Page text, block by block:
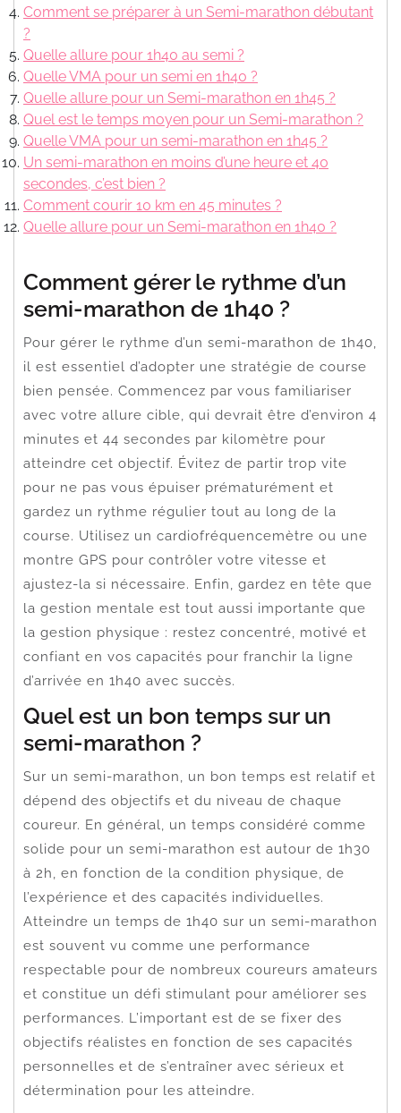
Comment se préparer à un Semi-marathon débutant
?
Quelle allure pour 1h40 au semi ?
Quelle VMA pour un semi en 1h40 ?
Quelle allure pour un Semi-marathon en 1h45 ?
Quel est le temps moyen pour un Semi-marathon ?
Quelle VMA pour un semi-marathon en 1h45 ?
Un semi-marathon en moins d’une heure et 40
secondes, c’est bien ?
Comment courir 10 km en 45 minutes ?
Quelle allure pour un Semi-marathon en 1h40 ?
Comment gérer le rythme d’un
semi-marathon de 1h40 ?
Pour gérer le rythme d’un semi-marathon de 1h40,
il est essentiel d’adopter une stratégie de course
bien pensée. Commencez par vous familiariser
avec votre allure cible, qui devrait être d’environ 4
minutes et 44 secondes par kilomètre pour
atteindre cet objectif. Évitez de partir trop vite
pour ne pas vous épuiser prématurément et
gardez un rythme régulier tout au long de la
course. Utilisez un cardiofréquencemètre ou une
montre GPS pour contrôler votre vitesse et
ajustez-la si nécessaire. Enfin, gardez en tête que
la gestion mentale est tout aussi importante que
la gestion physique : restez concentré, motivé et
confiant en vos capacités pour franchir la ligne
d’arrivée en 1h40 avec succès.
Quel est un bon temps sur un
semi-marathon ?
Sur un semi-marathon, un bon temps est relatif et
dépend des objectifs et du niveau de chaque
coureur. En général, un temps considéré comme
solide pour un semi-marathon est autour de 1h30
à 2h, en fonction de la condition physique, de
l’expérience et des capacités individuelles.
Atteindre un temps de 1h40 sur un semi-marathon
est souvent vu comme une performance
respectable pour de nombreux coureurs amateurs
et constitue un défi stimulant pour améliorer ses
performances. L’important est de se fixer des
objectifs réalistes en fonction de ses capacités
personnelles et de s’entraîner avec sérieux et
détermination pour les atteindre.